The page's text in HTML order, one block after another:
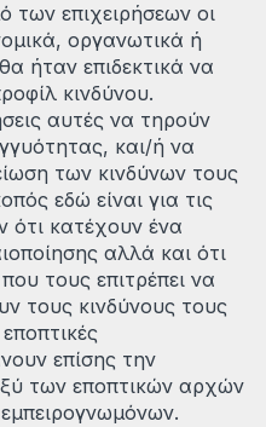
των επιχειρήσεων οι
οργανωτικά ή
ήταν επιδεκτικά να
κινδύνου.
αυτές να τηρούν
και/ή να
των κινδύνων τους
εδώ είναι για τις
ότι κατέχουν ένα
αλλά και ότι
τους επιτρέπει να
τους κινδύνους τους
επίσης την
των εποπτικών αρχών